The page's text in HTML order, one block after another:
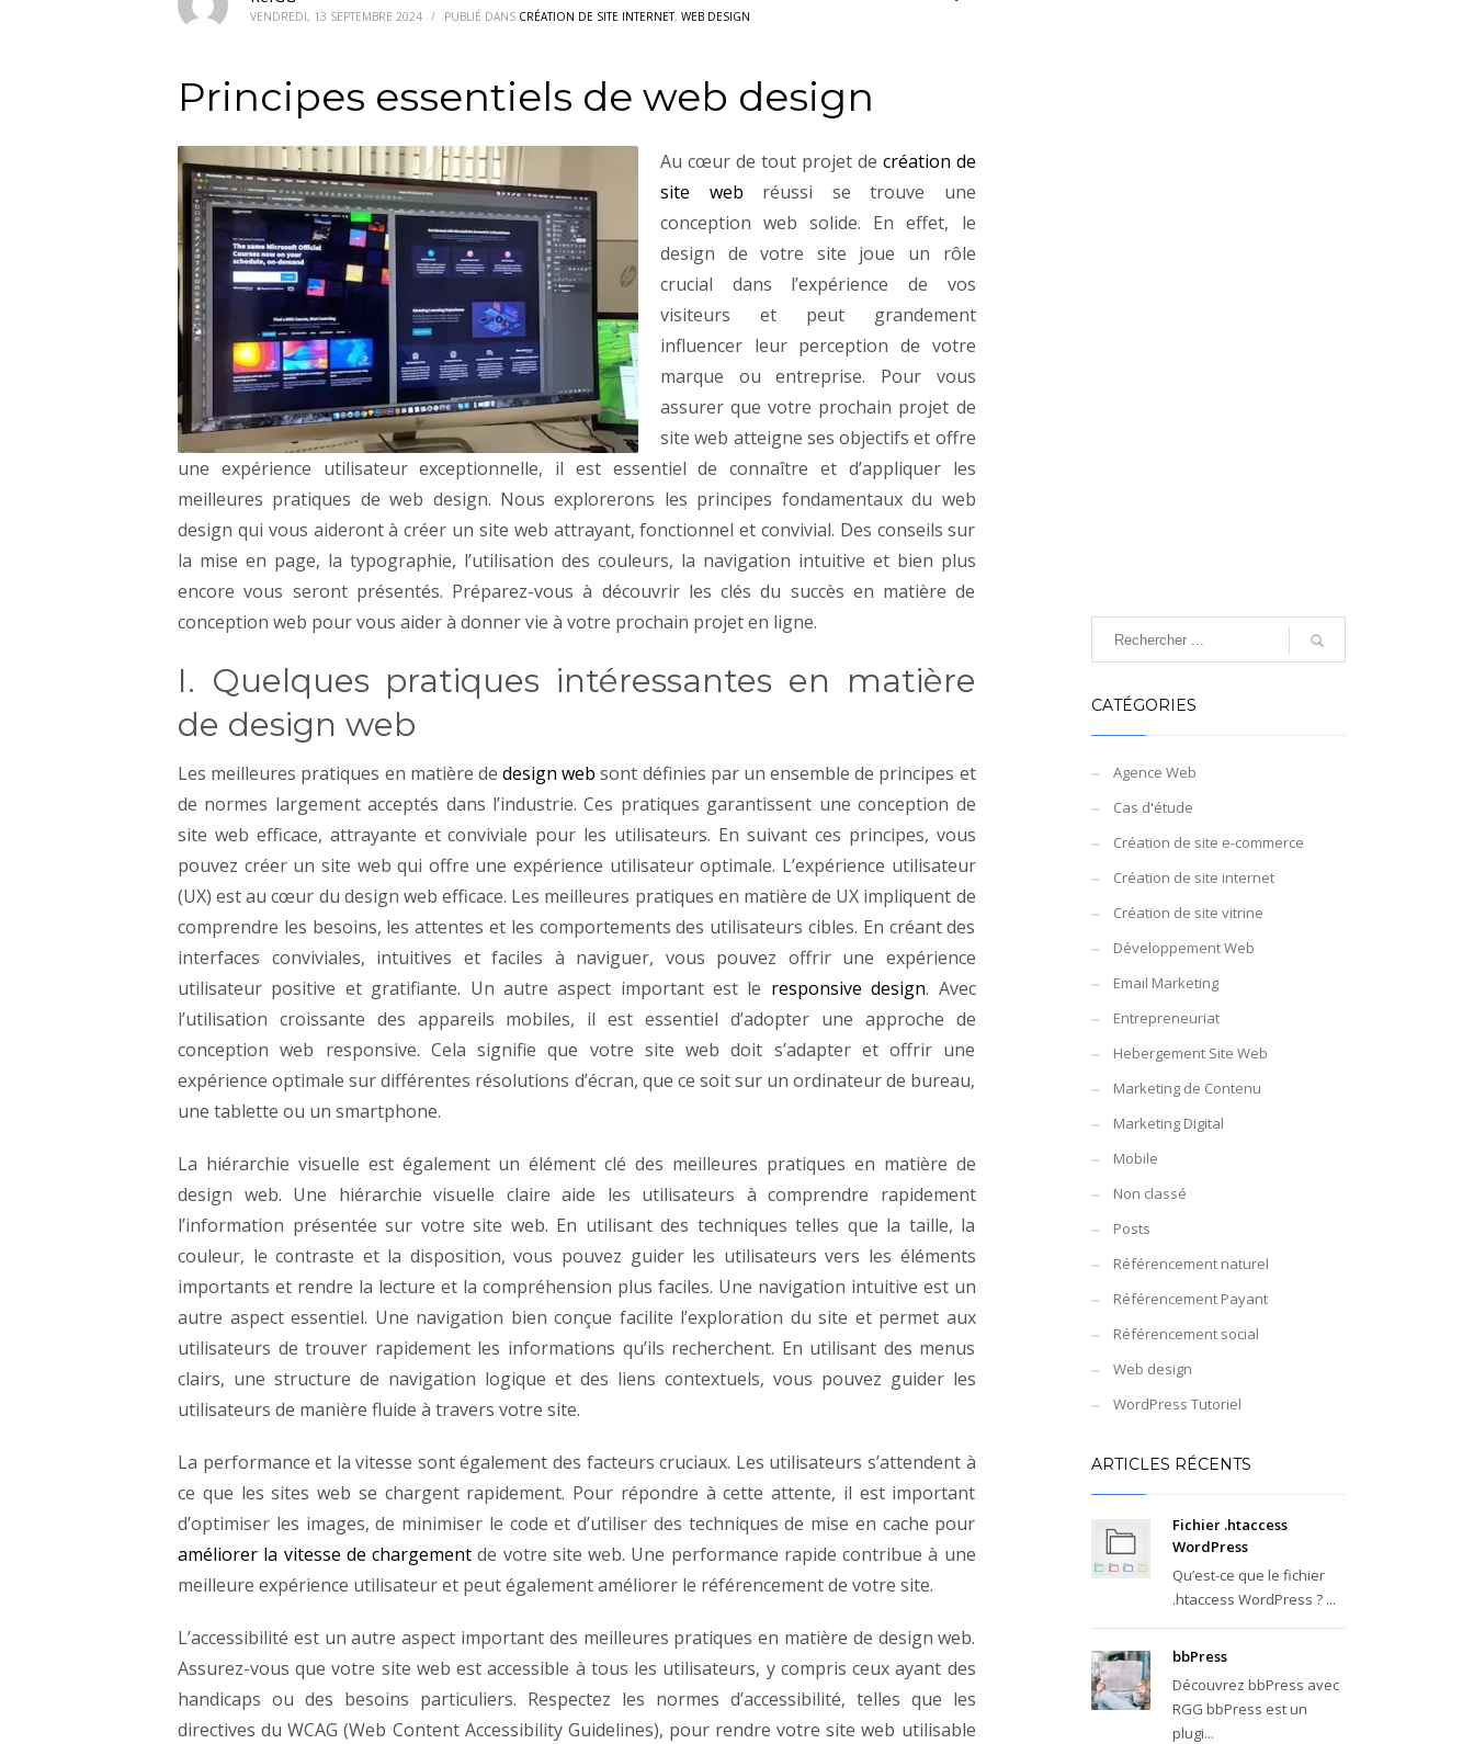
VENDREDI, 13 SEPTEMBRE 2024 / PUBLIÉ DANS CRÉATION DE SITE INTERNET, WEB DESIGN
Principes essentiels de web design
Au cœur de tout projet de création de
site web réussi se trouve une
conception web solide. En effet, le
design de votre site joue un rôle
crucial dans l’expérience de vos
visiteurs et peut grandement
influencer leur perception de votre
marque ou entreprise. Pour vous
assurer que votre prochain projet de
site web atteigne ses objectifs et offre
une expérience utilisateur exceptionnelle, il est essentiel de connaître et d’appliquer les
meilleures pratiques de web design. Nous explorerons les principes fondamentaux du web
design qui vous aideront à créer un site web attrayant, fonctionnel et convivial. Des conseils sur
la mise en page, la typographie, l’utilisation des couleurs, la navigation intuitive et bien plus
encore vous seront présentés. Préparez-vous à découvrir les clés du succès en matière de
conception web pour vous aider à donner vie à votre prochain projet en ligne.
I. Quelques pratiques intéressantes en matière
de design web
Les meilleures pratiques en matière de design web sont définies par un ensemble de principes et
de normes largement acceptés dans l’industrie. Ces pratiques garantissent une conception de
site web efficace, attrayante et conviviale pour les utilisateurs. En suivant ces principes, vous
pouvez créer un site web qui offre une expérience utilisateur optimale. L’expérience utilisateur
(UX) est au cœur du design web efficace. Les meilleures pratiques en matière de UX impliquent de
comprendre les besoins, les attentes et les comportements des utilisateurs cibles. En créant des
interfaces conviviales, intuitives et faciles à naviguer, vous pouvez offrir une expérience
utilisateur positive et gratifiante. Un autre aspect important est le responsive design. Avec
l’utilisation croissante des appareils mobiles, il est essentiel d’adopter une approche de
conception web responsive. Cela signifie que votre site web doit s’adapter et offrir une
expérience optimale sur différentes résolutions d’écran, que ce soit sur un ordinateur de bureau,
une tablette ou un smartphone.
La hiérarchie visuelle est également un élément clé des meilleures pratiques en matière de
design web. Une hiérarchie visuelle claire aide les utilisateurs à comprendre rapidement
l’information présentée sur votre site web. En utilisant des techniques telles que la taille, la
couleur, le contraste et la disposition, vous pouvez guider les utilisateurs vers les éléments
importants et rendre la lecture et la compréhension plus faciles. Une navigation intuitive est un
autre aspect essentiel. Une navigation bien conçue facilite l’exploration du site et permet aux
utilisateurs de trouver rapidement les informations qu’ils recherchent. En utilisant des menus
clairs, une structure de navigation logique et des liens contextuels, vous pouvez guider les
utilisateurs de manière fluide à travers votre site.
La performance et la vitesse sont également des facteurs cruciaux. Les utilisateurs s’attendent à
ce que les sites web se chargent rapidement. Pour répondre à cette attente, il est important
d’optimiser les images, de minimiser le code et d’utiliser des techniques de mise en cache pour
améliorer la vitesse de chargement de votre site web. Une performance rapide contribue à une
meilleure expérience utilisateur et peut également améliorer le référencement de votre site.
L’accessibilité est un autre aspect important des meilleures pratiques en matière de design web.
Assurez-vous que votre site web est accessible à tous les utilisateurs, y compris ceux ayant des
handicaps ou des besoins particuliers. Respectez les normes d’accessibilité, telles que les
directives du WCAG (Web Content Accessibility Guidelines), pour rendre votre site web utilisable
CATÉGORIES
Agence Web
Cas d'étude
Création de site e-commerce
Création de site internet
Création de site vitrine
Développement Web
Email Marketing
Entrepreneuriat
Hebergement Site Web
Marketing de Contenu
Marketing Digital
Mobile
Non classé
Posts
Référencement naturel
Référencement Payant
Référencement social
Web design
WordPress Tutoriel
ARTICLES RÉCENTS
Fichier .htaccess
WordPress
Qu’est-ce que le fichier
.htaccess WordPress ? ...
bbPress
Découvrez bbPress avec
RGG bbPress est un
plugi...